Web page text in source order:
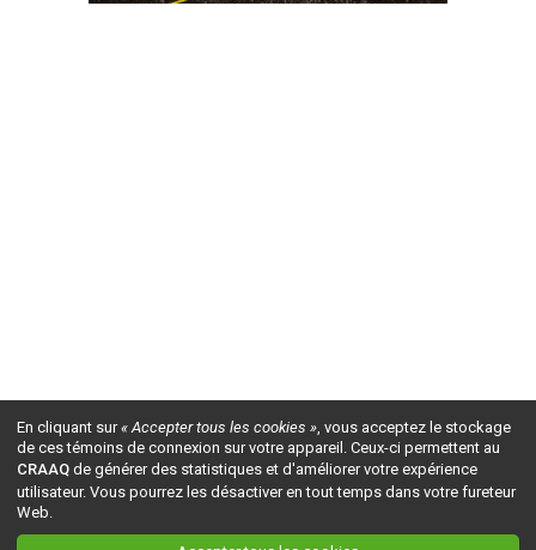
En cliquant sur« Accepter tous les cookies », vous acceptez le stockage
de ces témoins de connexion sur votre appareil. Ceux-ci permettent au
CRAAQ de générer des statistiques et d'améliorer votre expérience
utilisateur. Vous pourrez les désactiver en tout temps dans votre fureteur
Web.